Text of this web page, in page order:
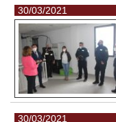
30/03/2021
30/03/2021